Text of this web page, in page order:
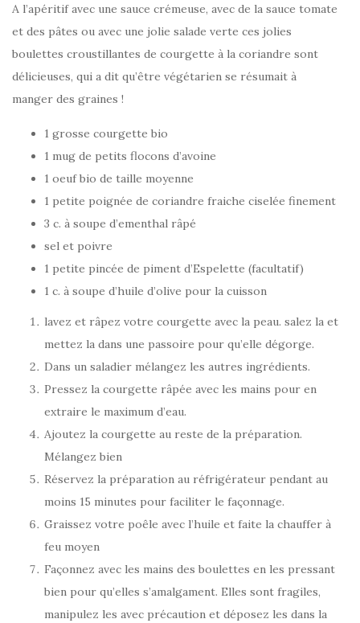
A l’apéritif avec une sauce crémeuse, avec de la sauce tomate
et des pâtes ou avec une jolie salade verte ces jolies
boulettes croustillantes de courgette à la coriandre sont
délicieuses, qui a dit qu’être végétarien se résumait à
manger des graines !
1 grosse courgette bio
1 mug de petits flocons d’avoine
1 oeuf bio de taille moyenne
1 petite poignée de coriandre fraiche ciselée finement
3 c. à soupe d’ementhal râpé
sel et poivre
1 petite pincée de piment d’Espelette (facultatif)
1 c. à soupe d’huile d’olive pour la cuisson
lavez et râpez votre courgette avec la peau. salez la et
mettez la dans une passoire pour qu’elle dégorge.
Dans un saladier mélangez les autres ingrédients.
Pressez la courgette râpée avec les mains pour en
extraire le maximum d’eau.
Ajoutez la courgette au reste de la préparation.
Mélangez bien
Réservez la préparation au réfrigérateur pendant au
moins 15 minutes pour faciliter le façonnage.
Graissez votre poêle avec l’huile et faite la chauffer à
feu moyen
Façonnez avec les mains des boulettes en les pressant
bien pour qu’elles s’amalgament. Elles sont fragiles,
manipulez les avec précaution et déposez les dans la